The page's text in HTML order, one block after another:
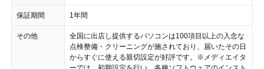
保証期間 1年間
その他
全国に出店し提供するパソコンは100項目以上の入念な
点検整備・クリーニングが施されており、届いたその日
からすぐに使える親切設定が好評です。 ※メディエイタ